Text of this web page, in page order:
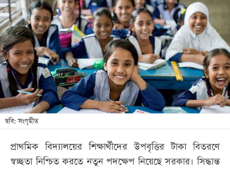
অর্থনীতি
আন্তর্জাতিক
সারাদেশ
খেলা
বিনোদন
লাইফ
স্টাইল
তথ্যপ্রযুক্তি
ছবি: সংগৃহীত
প্রাথমিক বিদ্যালয়ের শিক্ষার্থীদের উপবৃত্তির টাকা বিতরণে
স্বচ্ছতা নিশ্চিত করতে নতুন পদক্ষেপ নিয়েছে সরকার। সিদ্ধান্ত